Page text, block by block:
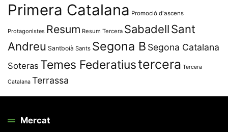
Primera Catalana Promoció d'ascens
Protagonistes Resum Resum Tercera SabadellSant
Andreu Santboià Sants Segona B Segona Catalana
Soteras Temes Federatiustercera Tercera
Catalana Terrassa
Mercat